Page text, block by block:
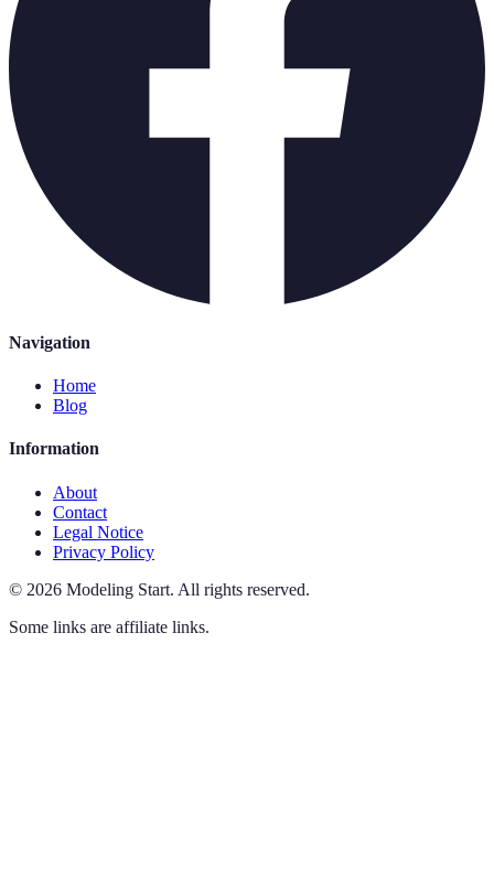
Navigation
Home
Blog
Information
About
Contact
Legal Notice
Privacy Policy
© 2026 Modeling Start. All rights reserved.
Some links are affiliate links.